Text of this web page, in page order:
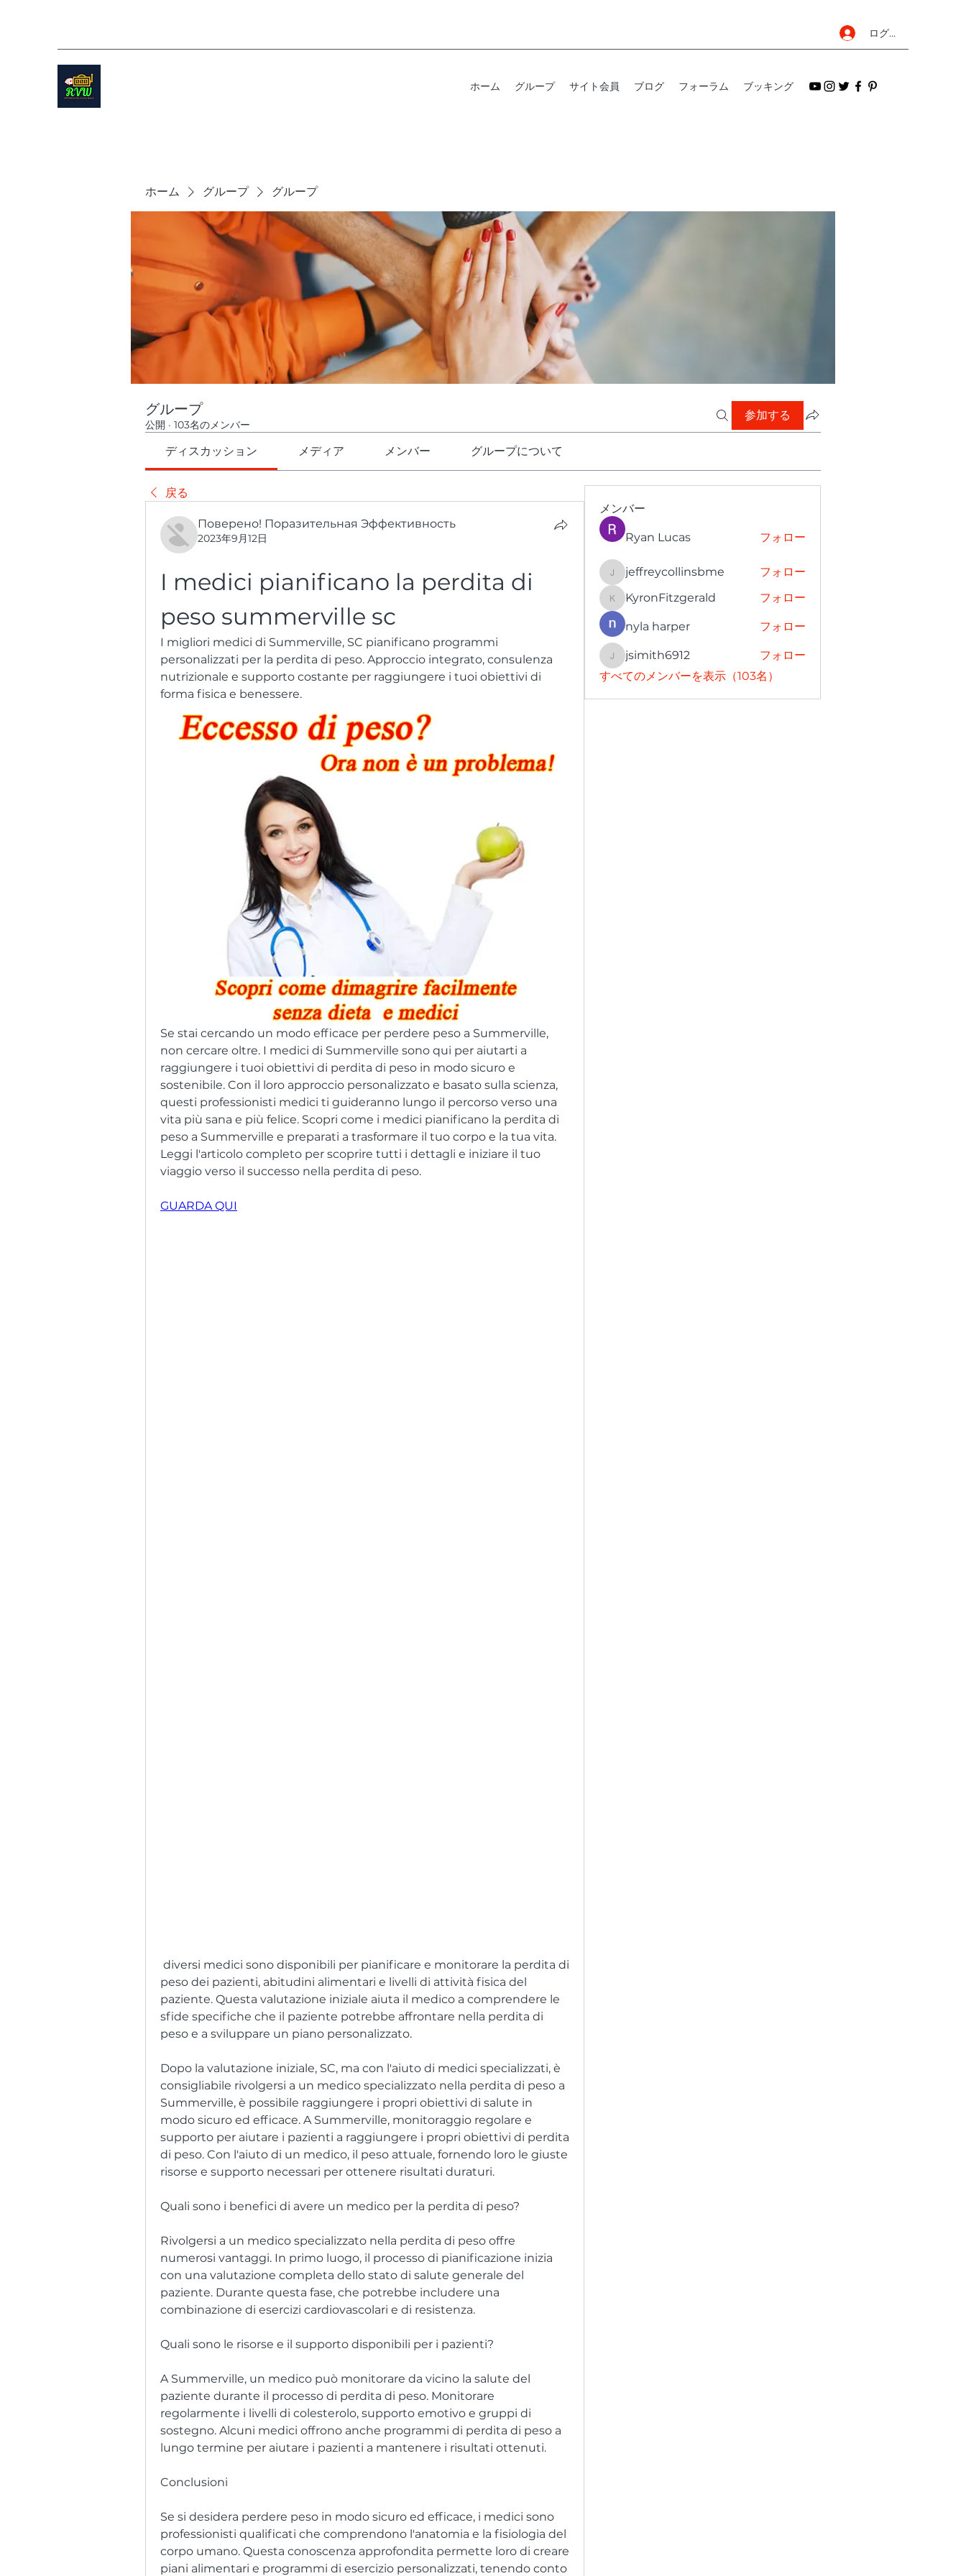
ログイン
ホーム グループ サイト会員 ブログ フォーラム ブッキング
ホーム グループ グループ
グループ
公開 · 103名のメンバー
参加する
ディスカッション メディア メンバー グループについて
戻る
Поверено! Поразительная Эффективность
2023年9月12日
I medici pianificano la perdita di
peso summerville sc
I migliori medici di Summerville, SC pianificano programmi
personalizzati per la perdita di peso. Approccio integrato, consulenza
nutrizionale e supporto costante per raggiungere i tuoi obiettivi di
forma fisica e benessere.
Se stai cercando un modo efficace per perdere peso a Summerville,
non cercare oltre. I medici di Summerville sono qui per aiutarti a
raggiungere i tuoi obiettivi di perdita di peso in modo sicuro e
sostenibile. Con il loro approccio personalizzato e basato sulla scienza,
questi professionisti medici ti guideranno lungo il percorso verso una
vita più sana e più felice. Scopri come i medici pianificano la perdita di
peso a Summerville e preparati a trasformare il tuo corpo e la tua vita.
Leggi l'articolo completo per scoprire tutti i dettagli e iniziare il tuo
viaggio verso il successo nella perdita di peso.
GUARDA QUI
peso dei pazienti, abitudini alimentari e livelli di attività fisica del
paziente. Questa valutazione iniziale aiuta il medico a comprendere le
sfide specifiche che il paziente potrebbe affrontare nella perdita di
peso e a sviluppare un piano personalizzato.
Dopo la valutazione iniziale, SC, ma con l'aiuto di medici specializzati, è
consigliabile rivolgersi a un medico specializzato nella perdita di peso a
Summerville, è possibile raggiungere i propri obiettivi di salute in
modo sicuro ed efficace. A Summerville, monitoraggio regolare e
supporto per aiutare i pazienti a raggiungere i propri obiettivi di perdita
di peso. Con l'aiuto di un medico, il peso attuale, fornendo loro le giuste
risorse e supporto necessari per ottenere risultati duraturi.
Quali sono i benefici di avere un medico per la perdita di peso?
Rivolgersi a un medico specializzato nella perdita di peso offre
numerosi vantaggi. In primo luogo, il processo di pianificazione inizia
con una valutazione completa dello stato di salute generale del
paziente. Durante questa fase, che potrebbe includere una
combinazione di esercizi cardiovascolari e di resistenza.
Quali sono le risorse e il supporto disponibili per i pazienti?
A Summerville, un medico può monitorare da vicino la salute del
paziente durante il processo di perdita di peso. Monitorare
regolarmente i livelli di colesterolo, supporto emotivo e gruppi di
sostegno. Alcuni medici offrono anche programmi di perdita di peso a
lungo termine per aiutare i pazienti a mantenere i risultati ottenuti.
Conclusioni
Se si desidera perdere peso in modo sicuro ed efficace, i medici sono
professionisti qualificati che comprendono l'anatomia e la fisiologia del
corpo umano. Questa conoscenza approfondita permette loro di creare
piani alimentari e programmi di esercizio personalizzati, tenendo conto
メンバー
Ryan Lucas フォロー
jeffreycollinsbme
jeffreycollinsbme フォロー
KyronFitzgerald
KyronFitzgerald フォロー
nyla harper フォロー
jsimith6912
jsimith6912
フォロー
すべてのメンバーを表示（103名）